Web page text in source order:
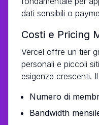
dati sensibili o
Costi e Pricing
Vercel offre un tier
personali e piccoli
esigenze crescenti.
Numero di
Bandwidth